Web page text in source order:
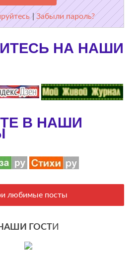
|Забыли пароль?
НА НАШИ
В НАШИ
любимые посты
ГОСТИ